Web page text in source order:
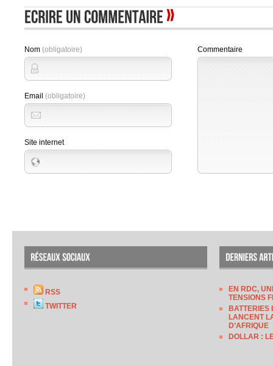
Nom (obligatoire)
Email (obligatoire)
Site internet
Commentaire
RSS
TWITTER
EN RDC,
TENSIONS
BATTERIES
LANCENT
D’AFRIQUE
DOLLAR :